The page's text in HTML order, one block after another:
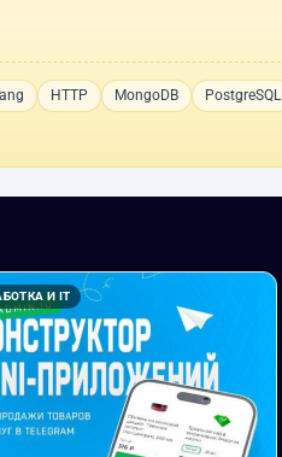
HTTP MongoDB PostgreSQL
И IT